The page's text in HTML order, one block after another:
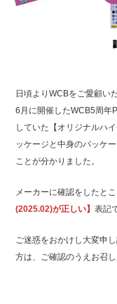
日頃よりWCBをご愛顧い
6月に開催したWCB5周年
していた【オリジナルハ
ッケージと中身のパッケ
ことが分かりました。
メーカーに確認をしたと
(2025.02)が正しい】表記
ご迷惑をおかけし大変申
方は、ご確認のうえお召し